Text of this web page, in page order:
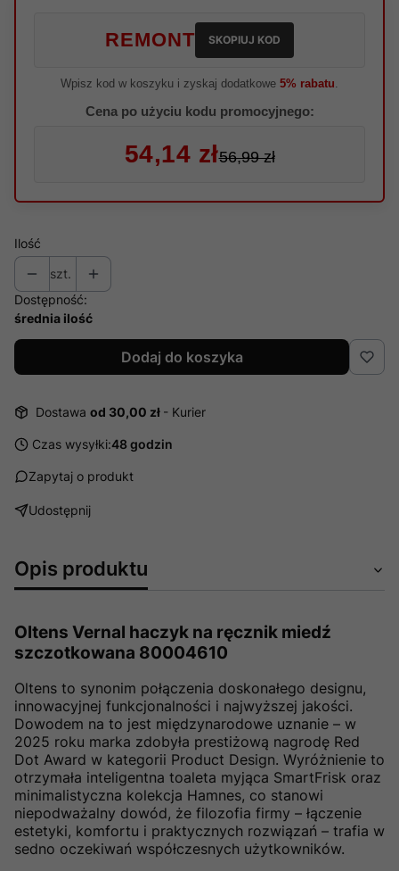
REMONT SKOPIUJ KOD
Wpisz kod w koszyku i zyskaj dodatkowe 5% rabatu.
Cena po użyciu kodu promocyjnego:
54,14 zł56,99 zł
Ilość
szt.
Dostępność:
średnia ilość
Dodaj do koszyka
Dostawa od 30,00 zł - Kurier
Czas wysyłki:48 godzin
Zapytaj o produkt
Udostępnij
Opis produktu
Oltens Vernal haczyk na ręcznik miedź
szczotkowana 80004610
Oltens to synonim połączenia doskonałego designu,
innowacyjnej funkcjonalności i najwyższej jakości.
Dowodem na to jest międzynarodowe uznanie – w
2025 roku marka zdobyła prestiżową nagrodę Red
Dot Award w kategorii Product Design. Wyróżnienie to
otrzymała inteligentna toaleta myjąca SmartFrisk oraz
minimalistyczna kolekcja Hamnes, co stanowi
niepodważalny dowód, że filozofia firmy – łączenie
estetyki, komfortu i praktycznych rozwiązań – trafia w
sedno oczekiwań współczesnych użytkowników.